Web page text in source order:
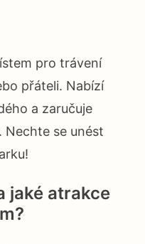
pro trávení
přáteli. Nabízí
a zaručuje
Nechte se unést
jaké atrakce